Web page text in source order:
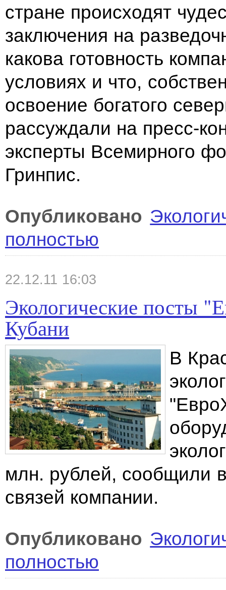
стране происходят
заключения на
какова готовность
условиях и что,
освоение богатого
рассуждали на пресс-
эксперты Всемирного
Гринпис.
Опубликовано
полностью
22.12.11 16:03
Экологические посты
Кубани
В
млн. рублей, сообщили
связей компании.
Опубликовано
полностью